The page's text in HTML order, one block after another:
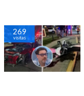
269
visitas